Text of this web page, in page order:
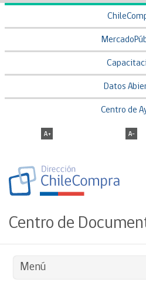
Datos
Centro de
Centro de
Menú